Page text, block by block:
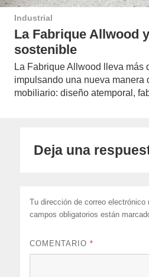
Industrial
La Fabrique Allwood
sostenible
La Fabrique Allwood lleva más
impulsando una nueva manera
mobiliario: diseño atemporal,
Deja una
Tu dirección de correo electrónico
campos obligatorios están
COMENTARIO*